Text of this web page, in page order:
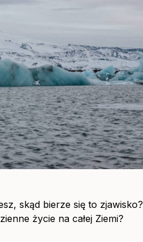
skąd bierze się to zjawisko?
życie na całej Ziemi?